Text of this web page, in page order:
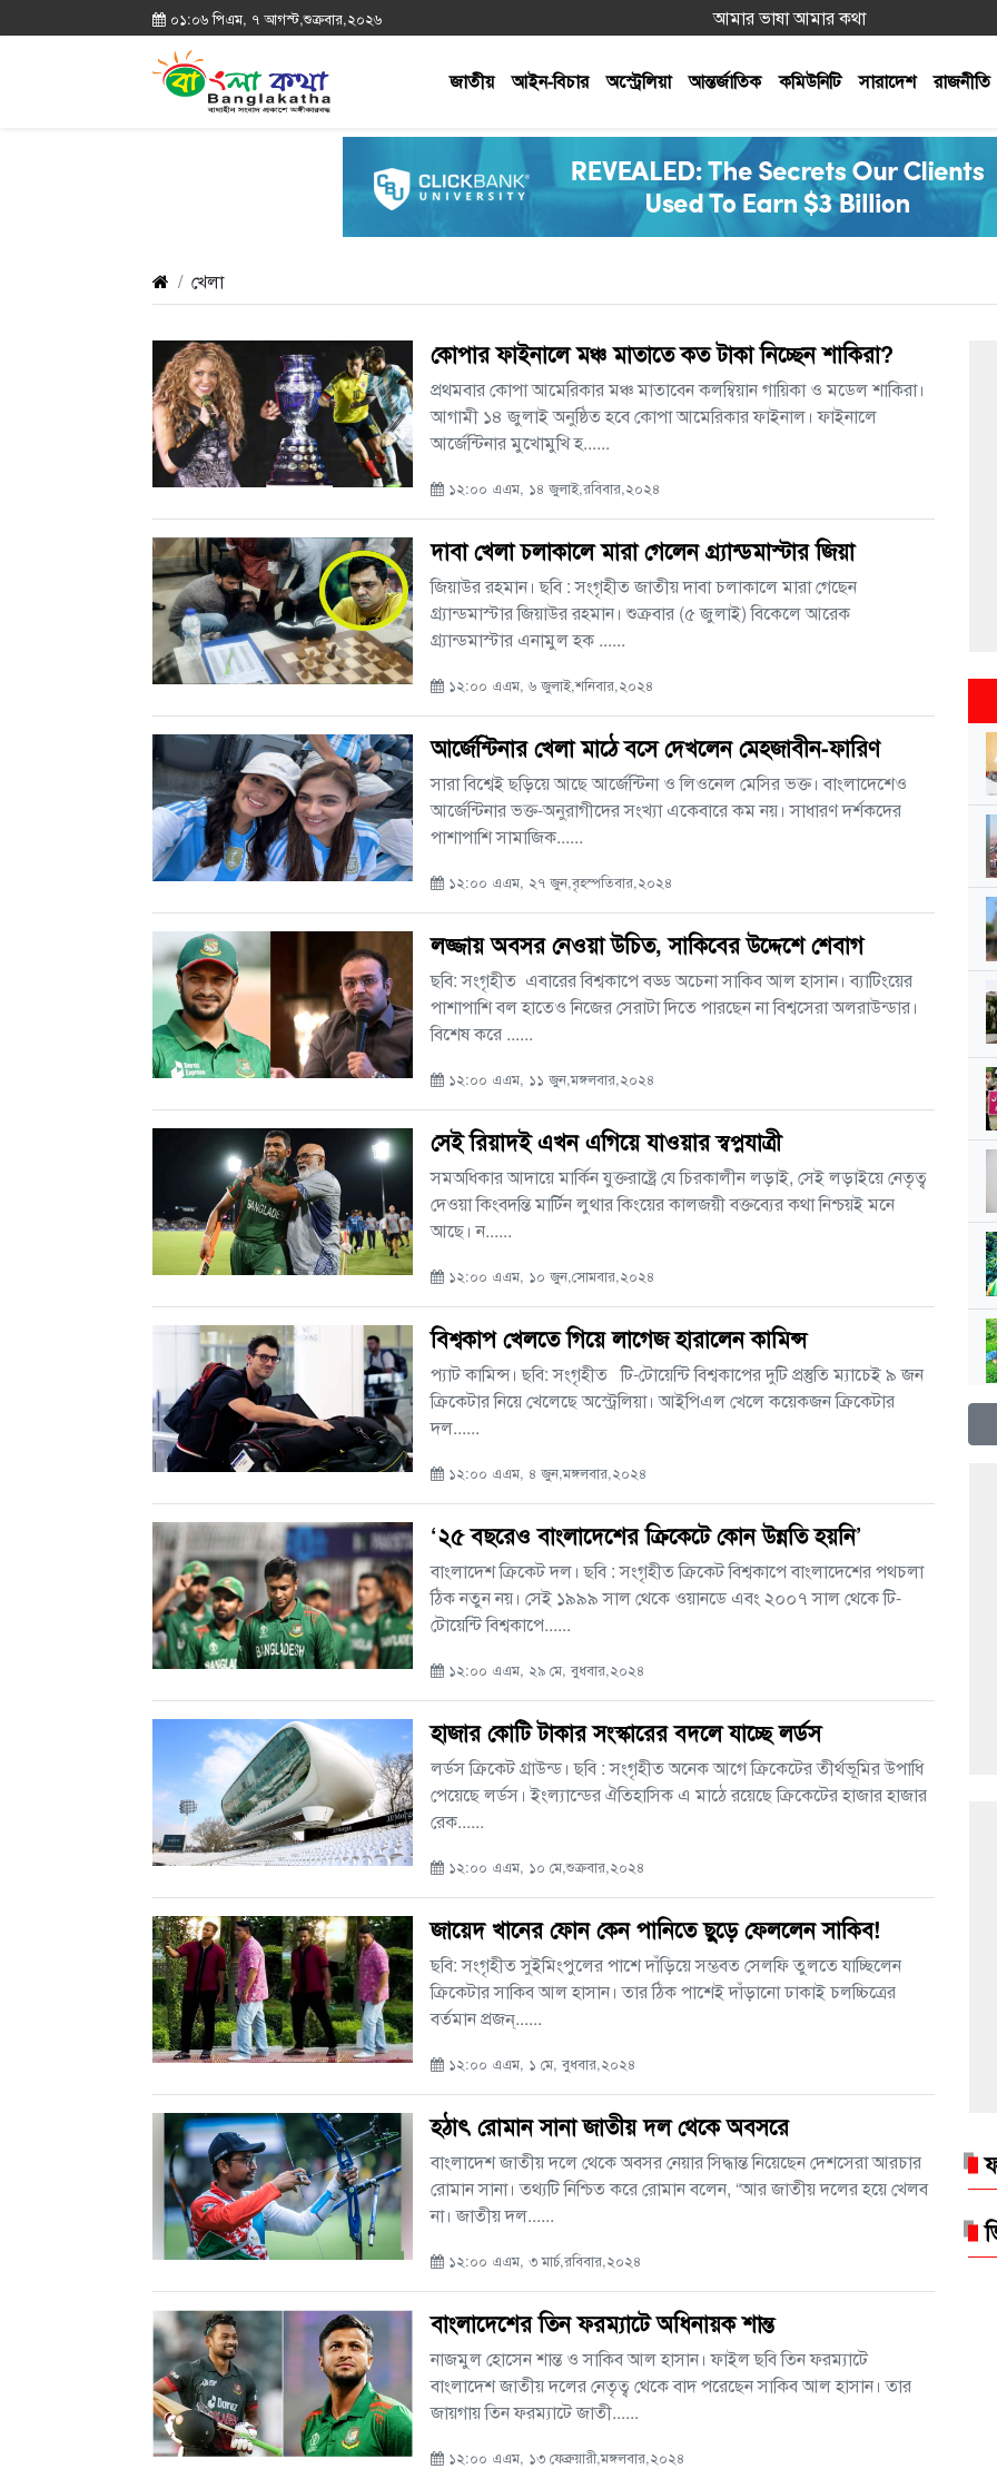
০১:০৬ পিএম, ৭ আগস্ট,শুক্রবার,২০২৬ আমার ভাষা আমার কথা
জাতীয় আইন-বিচার অস্ট্রেলিয়া আন্তর্জাতিক কমিউনিটি সারাদেশ রাজনীতি
খেলা
কোপার ফাইনালে মঞ্চ মাতাতে কত টাকা নিচ্ছেন শাকিরা?
প্রথমবার কোপা আমেরিকার মঞ্চ মাতাবেন কলম্বিয়ান গায়িকা ও মডেল শাকিরা।
আগামী ১৪ জুলাই অনুষ্ঠিত হবে কোপা আমেরিকার ফাইনাল। ফাইনালে
আর্জেন্টিনার মুখোমুখি হ......
১২:০০ এএম, ১৪ জুলাই,রবিবার,২০২৪
দাবা খেলা চলাকালে মারা গেলেন গ্র্যান্ডমাস্টার জিয়া
জিয়াউর রহমান। ছবি : সংগৃহীত জাতীয় দাবা চলাকালে মারা গেছেন
গ্র্যান্ডমাস্টার জিয়াউর রহমান। শুক্রবার (৫ জুলাই) বিকেলে আরেক
গ্র্যান্ডমাস্টার এনামুল হক ......
১২:০০ এএম, ৬ জুলাই,শনিবার,২০২৪
আর্জেন্টিনার খেলা মাঠে বসে দেখলেন মেহজাবীন-ফারিণ
সারা বিশ্বেই ছড়িয়ে আছে আর্জেন্টিনা ও লিওনেল মেসির ভক্ত। বাংলাদেশেও
আর্জেন্টিনার ভক্ত-অনুরাগীদের সংখ্যা একেবারে কম নয়। সাধারণ দর্শকদের
পাশাপাশি সামাজিক......
১২:০০ এএম, ২৭ জুন,বৃহস্পতিবার,২০২৪
লজ্জায় অবসর নেওয়া উচিত, সাকিবের উদ্দেশে শেবাগ
ছবি: সংগৃহীত এবারের বিশ্বকাপে বড্ড অচেনা সাকিব আল হাসান। ব্যাটিংয়ের
পাশাপাশি বল হাতেও নিজের সেরাটা দিতে পারছেন না বিশ্বসেরা অলরাউন্ডার।
বিশেষ করে ......
১২:০০ এএম, ১১ জুন,মঙ্গলবার,২০২৪
সেই রিয়াদই এখন এগিয়ে যাওয়ার স্বপ্নযাত্রী
সমঅধিকার আদায়ে মার্কিন যুক্তরাষ্ট্রে যে চিরকালীন লড়াই, সেই লড়াইয়ে নেতৃত্ব
দেওয়া কিংবদন্তি মার্টিন লুথার কিংয়ের কালজয়ী বক্তব্যের কথা নিশ্চয়ই মনে
আছে। ন......
১২:০০ এএম, ১০ জুন,সোমবার,২০২৪
বিশ্বকাপ খেলতে গিয়ে লাগেজ হারালেন কামিন্স
প্যাট কামিন্স। ছবি: সংগৃহীত টি-টোয়েন্টি বিশ্বকাপের দুটি প্রস্তুতি ম্যাচেই ৯ জন
ক্রিকেটার নিয়ে খেলেছে অস্ট্রেলিয়া। আইপিএল খেলে কয়েকজন ক্রিকেটার
দল......
১২:০০ এএম, ৪ জুন,মঙ্গলবার,২০২৪
‘২৫ বছরেও বাংলাদেশের ক্রিকেটে কোন উন্নতি হয়নি’
বাংলাদেশ ক্রিকেট দল। ছবি : সংগৃহীত ক্রিকেট বিশ্বকাপে বাংলাদেশের পথচলা
ঠিক নতুন নয়। সেই ১৯৯৯ সাল থেকে ওয়ানডে এবং ২০০৭ সাল থেকে টি-
টোয়েন্টি বিশ্বকাপে......
১২:০০ এএম, ২৯ মে, বুধবার,২০২৪
হাজার কোটি টাকার সংস্কারের বদলে যাচ্ছে লর্ডস
লর্ডস ক্রিকেট গ্রাউন্ড। ছবি : সংগৃহীত অনেক আগে ক্রিকেটের তীর্থভূমির উপাধি
পেয়েছে লর্ডস। ইংল্যান্ডের ঐতিহাসিক এ মাঠে রয়েছে ক্রিকেটের হাজার হাজার
রেক......
১২:০০ এএম, ১০ মে,শুক্রবার,২০২৪
জায়েদ খানের ফোন কেন পানিতে ছুড়ে ফেললেন সাকিব!
ছবি: সংগৃহীত সুইমিংপুলের পাশে দাঁড়িয়ে সম্ভবত সেলফি তুলতে যাচ্ছিলেন
ক্রিকেটার সাকিব আল হাসান। তার ঠিক পাশেই দাঁড়ানো ঢাকাই চলচ্চিত্রের
বর্তমান প্রজন্......
১২:০০ এএম, ১ মে, বুধবার,২০২৪
হঠাৎ রোমান সানা জাতীয় দল থেকে অবসরে
বাংলাদেশ জাতীয় দলে থেকে অবসর নেয়ার সিদ্ধান্ত নিয়েছেন দেশসেরা আরচার
রোমান সানা। তথ্যটি নিশ্চিত করে রোমান বলেন, “আর জাতীয় দলের হয়ে খেলব
না। জাতীয় দল......
১২:০০ এএম, ৩ মার্চ,রবিবার,২০২৪
বাংলাদেশের তিন ফরম্যাটে অধিনায়ক শান্ত
নাজমুল হোসেন শান্ত ও সাকিব আল হাসান। ফাইল ছবি তিন ফরম্যাটে
বাংলাদেশ জাতীয় দলের নেতৃত্ব থেকে বাদ পরেছেন সাকিব আল হাসান। তার
জায়গায় তিন ফরম্যাটে জাতী......
১২:০০ এএম, ১৩ ফেব্রুয়ারী,মঙ্গলবার,২০২৪